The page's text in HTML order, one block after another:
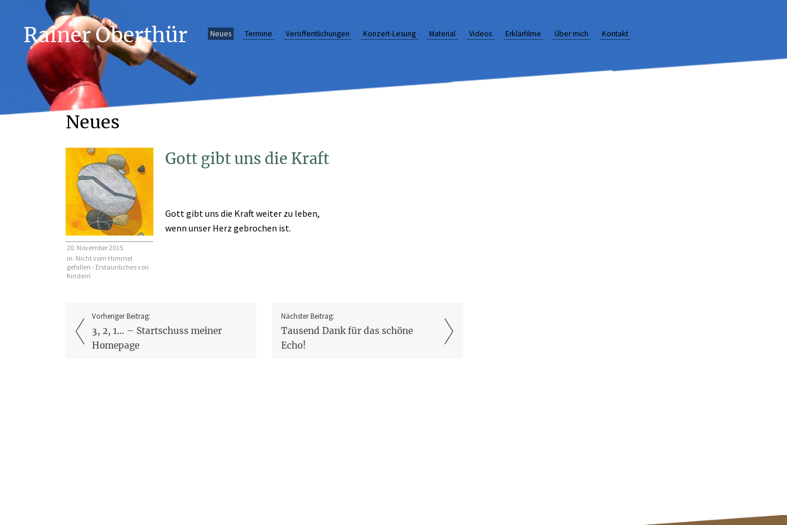
Rainer Oberthür Neues Termine Veröffentlichungen Konzert-Lesung Material Videos Erklärfilme Über mich Kontakt
Neues
20. November 2015
in: Nicht vom Himmel
gefallen - Erstaunliches von
Kindern
Gott gibt uns die Kraft
Gott gibt uns die Kraft weiter zu leben,
wenn unser Herz gebrochen ist.
Vorheriger Beitrag:
3, 2, 1… – Startschuss meiner
Homepage
Nächster Beitrag:
Tausend Dank für das schöne
Echo!